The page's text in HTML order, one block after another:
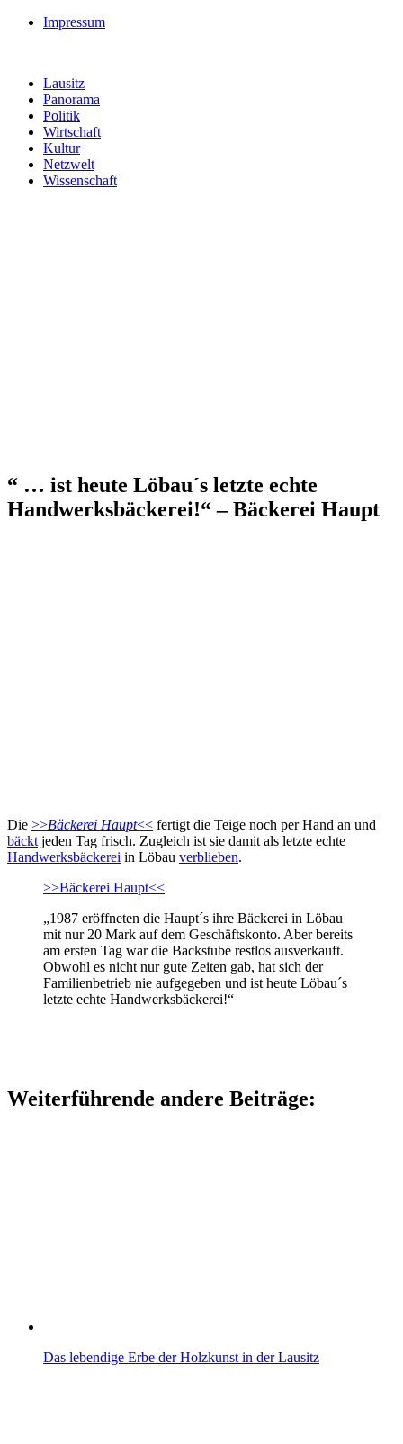
Impressum
Lausitz
Panorama
Politik
Wirtschaft
Kultur
Netzwelt
Wissenschaft
“ … ist heute Löbau´s letzte echte
Handwerksbäckerei!“ – Bäckerei Haupt
Die >>Bäckerei Haupt<< fertigt die Teige noch per Hand an und
bäckt jeden Tag frisch. Zugleich ist sie damit als letzte echte
Handwerksbäckerei in Löbau verblieben.
>>Bäckerei Haupt<<
„1987 eröffneten die Haupt´s ihre Bäckerei in Löbau
mit nur 20 Mark auf dem Geschäftskonto. Aber bereits
am ersten Tag war die Backstube restlos ausverkauft.
Obwohl es nicht nur gute Zeiten gab, hat sich der
Familienbetrieb nie aufgegeben und ist heute Löbau´s
letzte echte Handwerksbäckerei!“
Weiterführende andere Beiträge:
Das lebendige Erbe der Holzkunst in der Lausitz